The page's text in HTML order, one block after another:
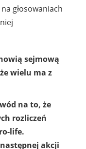
głosowaniach
sejmową
wielu ma z
na to, że
rozliczeń
life.
akcji